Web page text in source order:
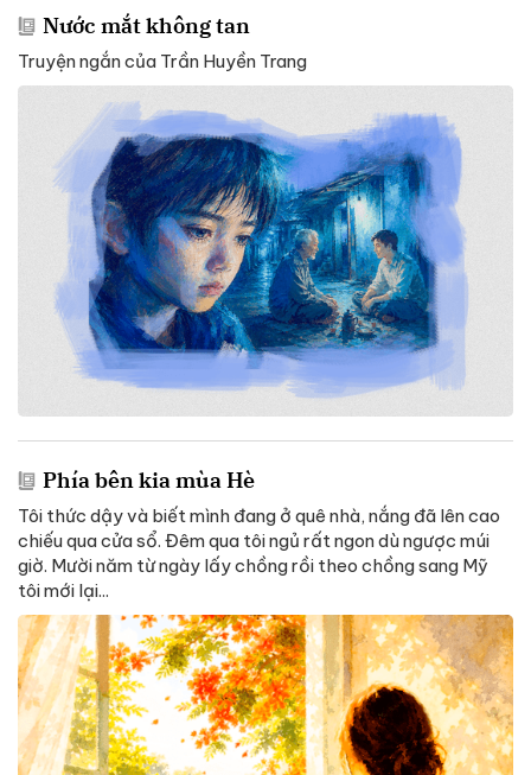
Nước mắt không tan
Truyện ngắn của Trần Huyền Trang
Phía bên kia mùa Hè
Tôi thức dậy và biết mình đang ở quê nhà, nắng đã lên cao
chiếu qua cửa sổ. Đêm qua tôi ngủ rất ngon dù ngược múi
giờ. Mười năm từ ngày lấy chồng rồi theo chồng sang Mỹ
tôi mới lại...